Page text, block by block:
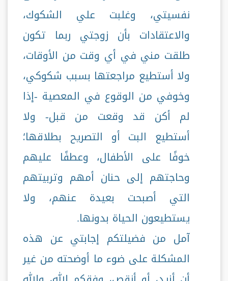
نفسيتي، وغلبت علي الشكوك،
والاعتقادات بأن زوجتي ربما تكون
طلقت مني في أي وقت من الأوقات،
ولا أستطيع مراجعتها بسبب شكوكي،
وخوفي من الوقوع في المعصية -إذا
لم أكن قد وقعت من قبل- ولا
أستطيع البت أو التصريح بطلاقها؛
خوفًا على الأطفال، وعطفًا عليهم
وحاجتهم إلى حنان أمهم وتربيتهم
التي أصبحت بعيدة عنهم، ولا
يستطيعون الحياة بدونها.
آمل من فضيلتكم إجابتي عن هذه
المشكلة على ضوء ما أوضحته من غير